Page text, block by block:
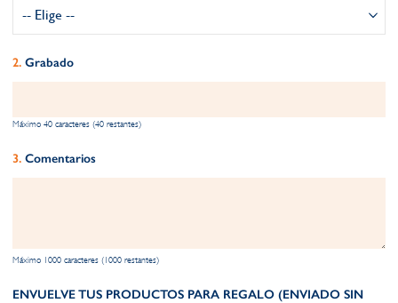
Grabado
Máximo 40 caracteres (40 restantes)
Comentarios
Máximo 1000 caracteres (1000 restantes)
ENVUELVE TUS PRODUCTOS PARA REGALO (ENVIADO SIN